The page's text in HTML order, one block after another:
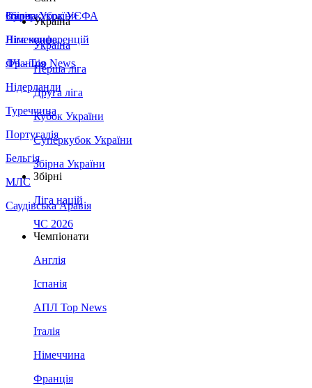
Збірна України
Італія
Німеччина
Франція
Нідерланди
Туреччина
Португалія
Бельгія
МЛС
Саудівська Аравія
Суперкубок УЄФА
Ліга конференцій
ЛЧ - Top News
Україна
Україна
Перша ліга
Друга ліга
Кубок України
Суперкубок України
Збірна України
Збірні
Ліга націй
ЧС 2026
Чемпіонати
Англія
Іспанія
АПЛ Top News
Італія
Німеччина
Франція